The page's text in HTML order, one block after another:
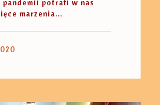
pandemii potrafi w nas
marzenia...